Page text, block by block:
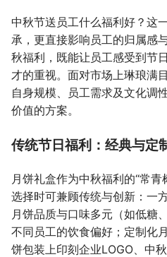
中秋节送员工什么福利好？这
承，更直接影响员工的归属感
秋福利，既能让员工感受到节
才的重视。面对市场上琳琅满
自身规模、员工需求及文化调
价值的方案。
传统节日福利：经典与定
月饼礼盒作为中秋福利的“常青
选择时可兼顾传统与创新：一
月饼品质与口味多元（如低糖
不同员工的饮食偏好；定制
饼包装上印刻企业LOGO、中